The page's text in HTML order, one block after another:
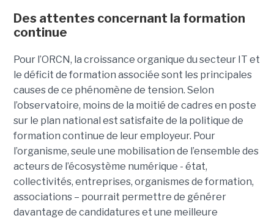
Des attentes concernant la formation
continue
Pour l’ORCN, la croissance organique du secteur IT et
le déficit de formation associée sont les principales
causes de ce phénomène de tension. Selon
l’observatoire, moins de la moitié de cadres en poste
sur le plan national est satisfaite de la politique de
formation continue de leur employeur. Pour
l’organisme, seule une mobilisation de l’ensemble des
acteurs de l’écosystème numérique - état,
collectivités, entreprises, organismes de formation,
associations – pourrait permettre de générer
davantage de candidatures et une meilleure